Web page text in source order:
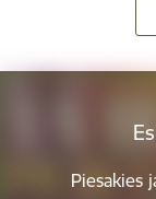
Piesakies